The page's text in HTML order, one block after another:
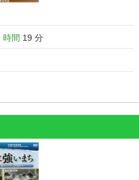
時間 19 分